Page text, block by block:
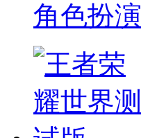
角色扮演